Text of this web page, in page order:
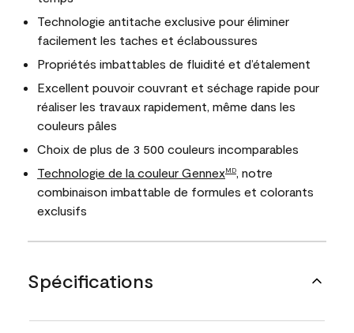
Technologie antitache exclusive pour éliminer
facilement les taches et éclaboussures
Propriétés imbattables de fluidité et d’étalement
Excellent pouvoir couvrant et séchage rapide pour
réaliser les travaux rapidement, même dans les
couleurs pâles
Choix de plus de 3 500 couleurs incomparables
Technologie de la couleur GennexMD
, notre
combinaison imbattable de formules et colorants
exclusifs
Spécifications